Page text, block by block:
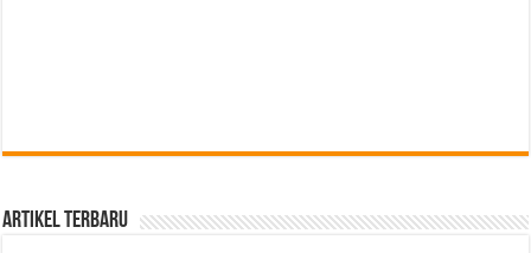
Artikel Terbaru